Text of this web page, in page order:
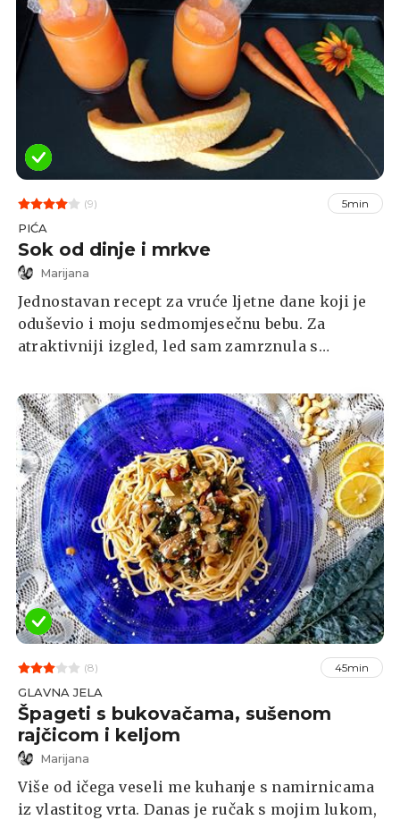
(9) 5min
PIĆA
Sok od dinje i mrkve
Marijana
Jednostavan recept za vruće ljetne dane koji je
oduševio i moju sedmomjesečnu bebu. Za
atraktivniji izgled, led sam zamrznula s
(8) 45min
GLAVNA JELA
Špageti s bukovačama, sušenom
rajčicom i keljom
Marijana
Više od ičega veseli me kuhanje s namirnicama
iz vlastitog vrta. Danas je ručak s mojim lukom,